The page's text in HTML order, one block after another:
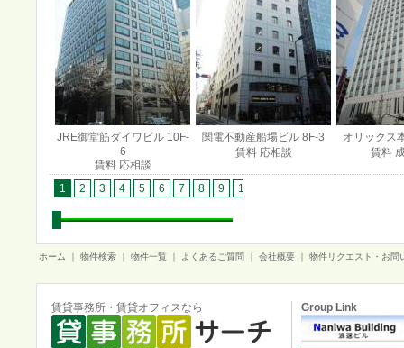
JRE御堂筋ダイワビル 10F-
6
賃料 応相談
関電不動産船場ビル 8F-3
賃料 応相談
オリックス
賃料
1 2 3 4 5 6 7 8 9 10
ホーム 物件検索 物件一覧 よくあるご質問 会社概要 物件リクエスト・お問
賃貸事務所・賃貸オフィスなら Group Link